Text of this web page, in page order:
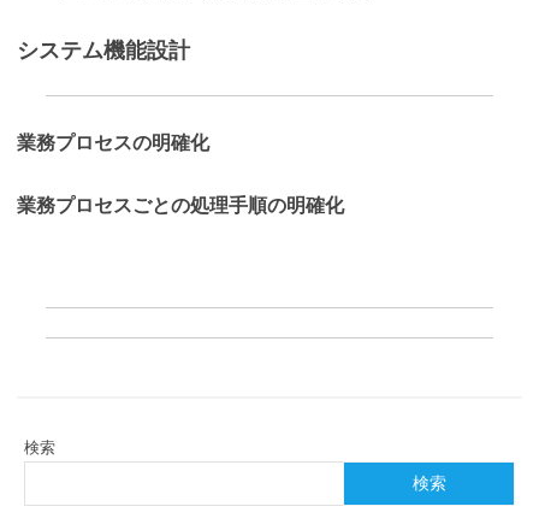
システム機能設計
業務プロセスの明確化
業務プロセスごとの処理手順の明確化
検索
検索